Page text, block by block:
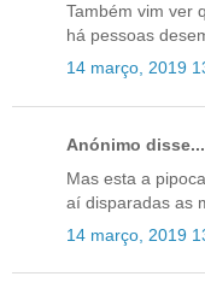
Também vim ver
há pessoas
14 março, 2019
Anónimo disse...
Mas esta a
aí disparadas as
14 março, 2019